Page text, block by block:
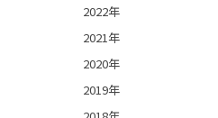
2022年
2021年
2020年
2019年